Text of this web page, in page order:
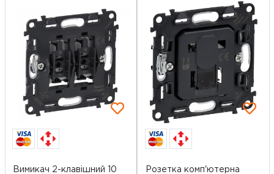
Вимикач 2-клавішний 10
Розетка комп'ютерна